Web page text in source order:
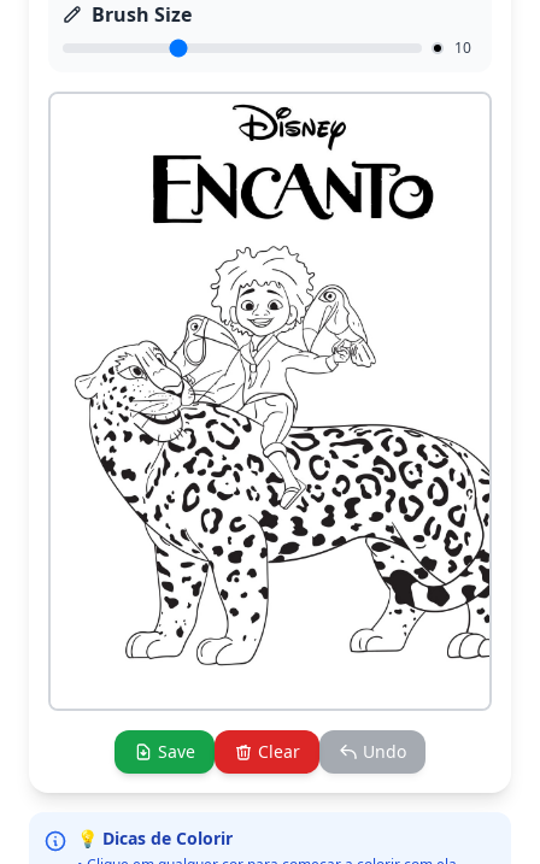
Brush Size
10
Save Clear Undo
💡 Dicas de Colorir